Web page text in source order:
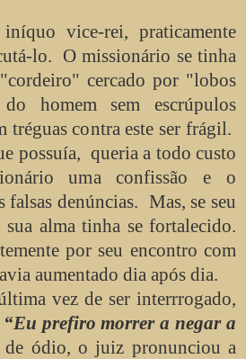
vice-rei, praticamente
lo. O missionário se tinha
cercado por "lobos
homem sem escrúpulos
tréguas contra este ser frágil.
possuía, queria a todo custo
uma confissão e o
falsas denúncias. Mas, se seu
sua alma tinha se fortalecido.
por seu encontro com
aumentado dia após dia.
vez de ser interrrogado,
“Eu prefiro morrer a negar a
de ódio, o juiz pronunciou a